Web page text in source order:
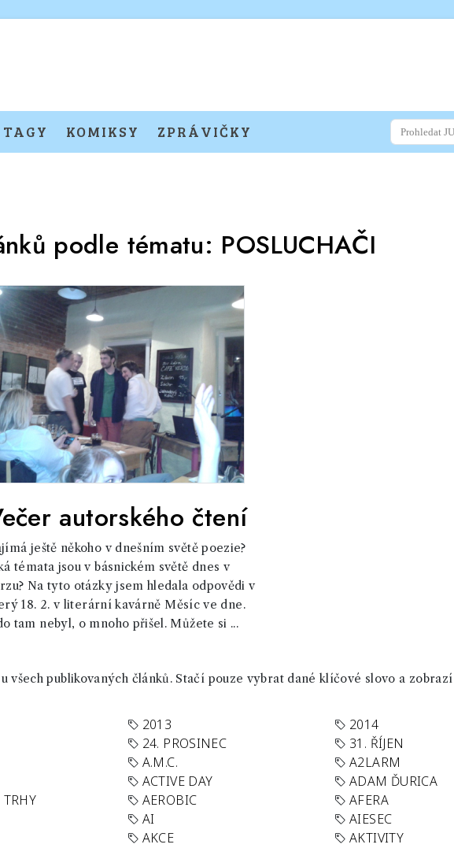
TAGY KOMIKSY ZPRÁVIČKY
podle tématu: POSLUCHAČI
autorského čtení
ještě někoho v dnešním světě poezie?
témata jsou v básnickém světě dnes v
Na tyto otázky jsem hledala odpovědi v
18. 2. v literární kavárně Měsíc ve dne.
tam nebyl, o mnoho přišel. Můžete si ...
publikovaných článků. Stačí pouze vybrat dané klíčové slovo a
2013
2014
24. PROSINEC
31. ŘÍJEN
A.M.C.
A2LARM
ACTIVE DAY
ADAM ĎURICA
AEROBIC
AFERA
AI
AIESEC
AKCE
AKTIVITY